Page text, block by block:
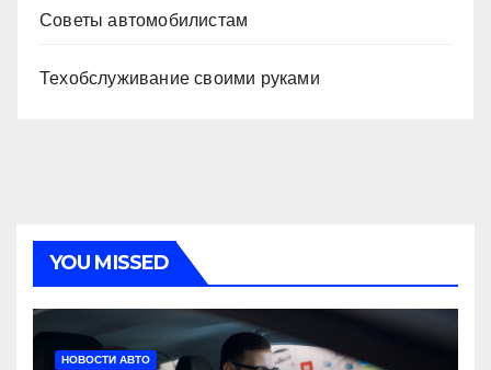
Советы автомобилистам
Техобслуживание своими руками
YOU MISSED
НОВОСТИ АВТО